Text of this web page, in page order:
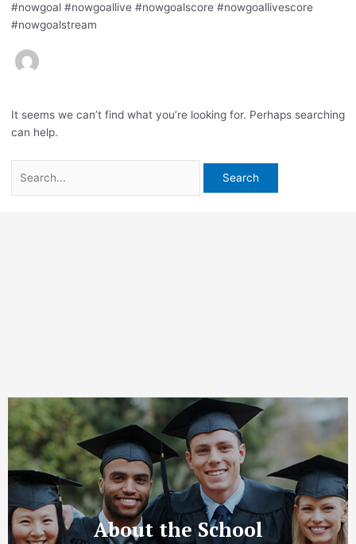
#nowgoal #nowgoallive #nowgoalscore #nowgoallivescore
#nowgoalstream
It seems we can’t find what you’re looking for. Perhaps searching
can help.
About the School